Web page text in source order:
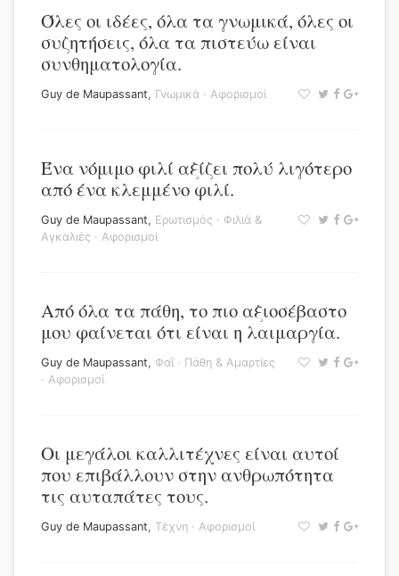
Όλες οι ιδέες, όλα τα γνωμικά, όλες οι
συζητήσεις, όλα τα πιστεύω είναι
συνθηματολογία.
Guy de Maupassant, Γνωμικά · Αφορισμοί
Ένα νόμιμο φιλί αξίζει πολύ λιγότερο
από ένα κλεμμένο φιλί.
Guy de Maupassant, Ερωτισμός · Φιλιά &
Αγκαλιές · Αφορισμοί
Από όλα τα πάθη, το πιο αξιοσέβαστο
μου φαίνεται ότι είναι η λαιμαργία.
Guy de Maupassant, Φαΐ· Πάθη & Αμαρτίες
· Αφορισμοί
Οι μεγάλοι καλλιτέχνες είναι αυτοί
που επιβάλλουν στην ανθρωπότητα
τις αυταπάτες τους.
Guy de Maupassant, Τέχνη · Αφορισμοί